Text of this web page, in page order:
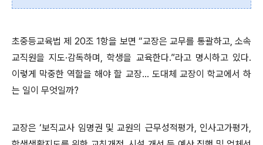
초중등교육법 제 20조 1항을 보면 “교장은 교무를 통괄하고, 소속
교직원을 지도·감독하며, 학생을 교육한다.”라고 명시하고 있다.
이렇게 막중한 역할을 해야 할 교장... 도대체 교장이 학교에서 하
는 일이 무엇일까?
교장은 ‘보직교사 임명권 및 교원의 근무성적평가, 인사고가평가,